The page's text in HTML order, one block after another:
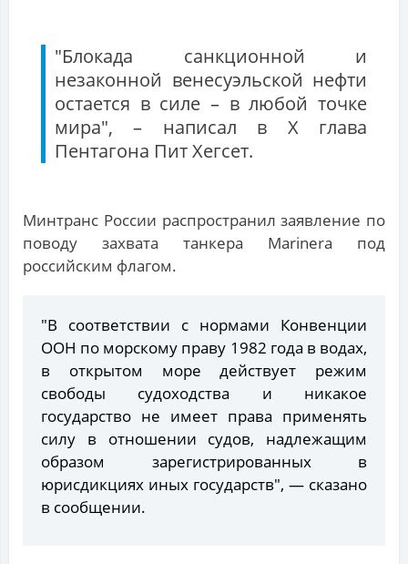
"Блокада санкционной и
незаконной венесуэльской нефти
остается в силе – в любой точке
мира", – написал в X глава
Пентагона Пит Хегсет.
Минтранс России распространил заявление по
поводу захвата танкера Marinera под
российским флагом.
"В соответствии с нормами Конвенции
ООН по морскому праву 1982 года в водах,
в открытом море действует режим
свободы судоходства и никакое
государство не имеет права применять
силу в отношении судов, надлежащим
образом зарегистрированных в
юрисдикциях иных государств", — сказано
в сообщении.